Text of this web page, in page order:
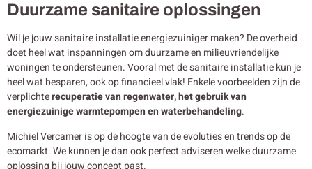
Duurzame sanitaire oplossingen
Wil je jouw sanitaire installatie energiezuiniger maken? De overheid
doet heel wat inspanningen om duurzame en milieuvriendelijke
woningen te ondersteunen. Vooral met de sanitaire installatie kun je
heel wat besparen, ook op financieel vlak! Enkele voorbeelden zijn de
verplichterecuperatie van regenwater, het gebruik van
energiezuinige warmtepompen en waterbehandeling.
Michiel Vercamer is op de hoogte van de evoluties en trends op de
ecomarkt. We kunnen je dan ook perfect adviseren welke duurzame
oplossing bij jouw concept past.